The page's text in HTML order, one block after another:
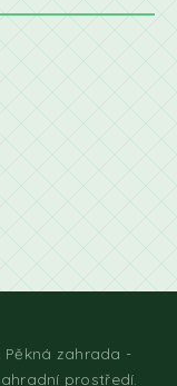
zahrada -
prostředí.